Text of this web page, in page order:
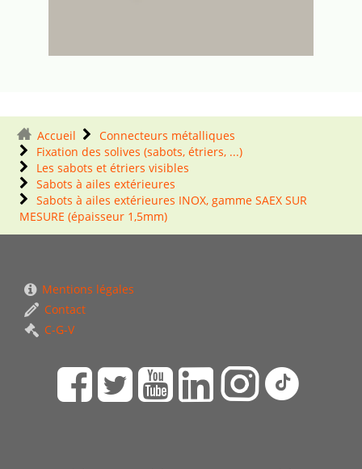
Accueil
Connecteurs métalliques
Fixation des solives (sabots, étriers, ...)
Les sabots et étriers visibles
Sabots à ailes extérieures
Sabots à ailes extérieures INOX, gamme SAEX SUR
MESURE (épaisseur 1,5mm)
Mentions légales
Contact
C-G-V